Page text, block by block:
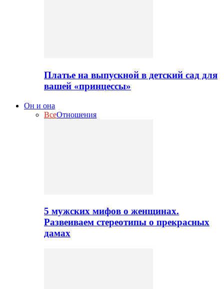
Платье на выпускной в детский сад для
вашей «принцессы»
Он и она
ВсеОтношения
5 мужских мифов о женщинах.
Развеиваем стереотипы о прекрасных
дамах